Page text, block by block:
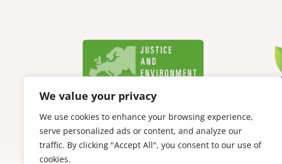
We value your privacy
We use cookies to enhance your browsing experience,
serve personalized ads or content, and analyze our
traffic. By clicking "Accept All", you consent to our use of
cookies.